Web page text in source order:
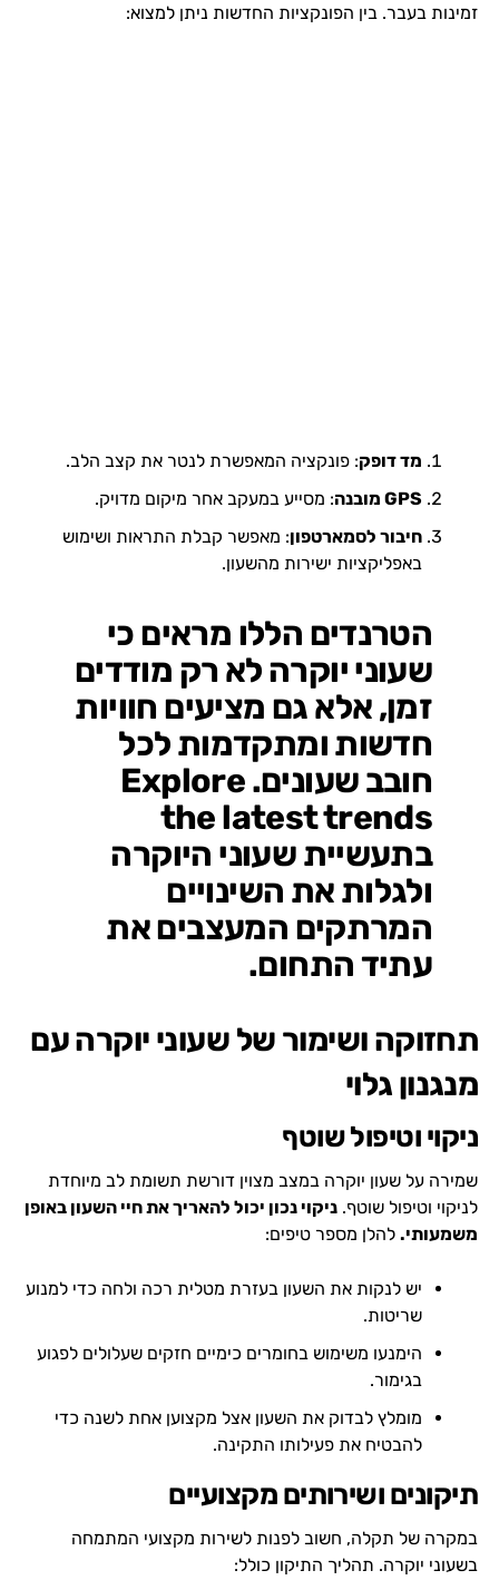
זמינות בעבר. בין הפונקציות החדשות ניתן למצוא:
מד דופק: פונקציה המאפשרת לנטר את קצב הלב.
GPS מובנה
: מסייע במעקב אחר מיקום מדויק.
חיבור לסמארטפון: מאפשר קבלת התראות ושימוש
באפליקציות ישירות מהשעון.
הטרנדים הללו מראים כי
שעוני יוקרה לא רק מודדים
זמן, אלא גם מציעים חוויות
חדשות ומתקדמות לכל
חובב שעונים. Explore
the latest trends
בתעשיית שעוני היוקרה
ולגלות את השינויים
המרתקים המעצבים את
עתיד התחום.
תחזוקה ושימור של שעוני יוקרה עם
מנגנון גלוי
ניקוי וטיפול שוטף
שמירה על שעון יוקרה במצב מצוין דורשת תשומת לב מיוחדת
לניקוי וטיפול שוטף. ניקוי נכון יכול להאריך את חיי השעון באופן
משמעותי.להלן מספר טיפים:
יש לנקות את השעון בעזרת מטלית רכה ולחה כדי למנוע
שריטות.
הימנעו משימוש בחומרים כימיים חזקים שעלולים לפגוע
בגימור.
מומלץ לבדוק את השעון אצל מקצוען אחת לשנה כדי
להבטיח את פעילותו התקינה.
תיקונים ושירותים מקצועיים
במקרה של תקלה, חשוב לפנות לשירות מקצועי המתמחה
בשעוני יוקרה. תהליך התיקון כולל: